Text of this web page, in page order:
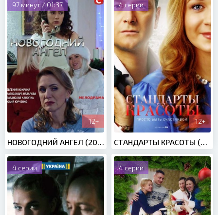
97 минут / 01:37
12+
4 серии
12+
4 серии 4 серии